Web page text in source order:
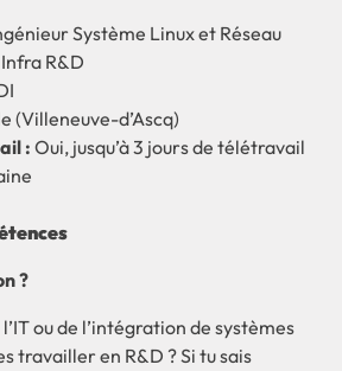
Système Linux et Réseau
Infra R&D
(Villeneuve-d’Ascq)
: Oui, jusqu’à 3 jours de télétravail
?
ou de l’intégration de systèmes
travailler en R&D ? Si tu sais